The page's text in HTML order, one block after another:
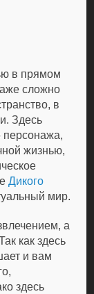
в прямом
сложно
в
Здесь
персонажа,
жизнью,
Дикого
мир.
а
как здесь
и вам
здесь